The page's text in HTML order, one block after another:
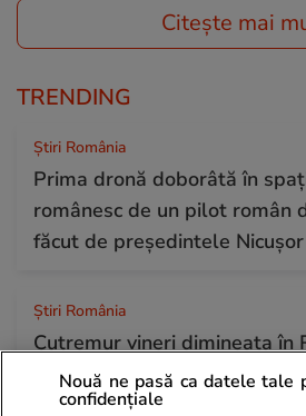
Citește mai
TRENDING
Știri România
Prima dronă doborâtă în
românesc de un pilot român
făcut de președintele
Știri România
Cutremur vineri dimineața în
a produs seismul
Nouă ne pasă ca datele tale
confidențiale